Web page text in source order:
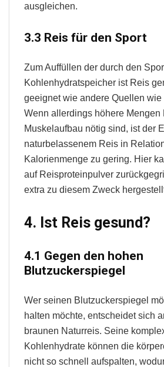
ausgleichen.
3.3 Reis für den Sport
Zum Auffüllen der durch den
Kohlenhydratspeicher ist Reis
geeignet wie andere Quellen wie
Wenn allerdings höhere Mengen
Muskelaufbau nötig sind, ist der
naturbelassenem Reis in
Kalorienmenge zu gering. Hier
auf Reisproteinpulver
extra zu diesem Zweck
4. Ist Reis gesund?
4.1 Gegen den hohen
Blutzuckerspiegel
Wer seinen Blutzuckerspiegel
halten möchte, entscheidet sich
braunen Naturreis. Seine
Kohlenhydrate können die
nicht so schnell aufspalten,